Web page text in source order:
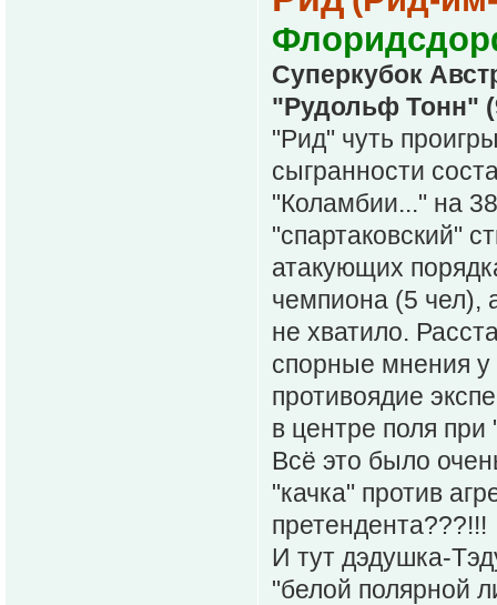
Суперкубок
"Рудольф Тонн"
"Рид" чуть
сыгранности
"Коламбии..." на
"спартаковский"
атакующих
чемпиона (5 чел),
не хватило.
спорные мнения
противоядие
в центре поля
Всё это было
"качка" против
претендента???!!!
И тут дэдушка-
"белой полярной